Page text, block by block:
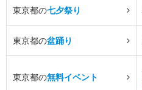
東京都の七夕祭り
東京都の盆踊り
東京都の無料イベント